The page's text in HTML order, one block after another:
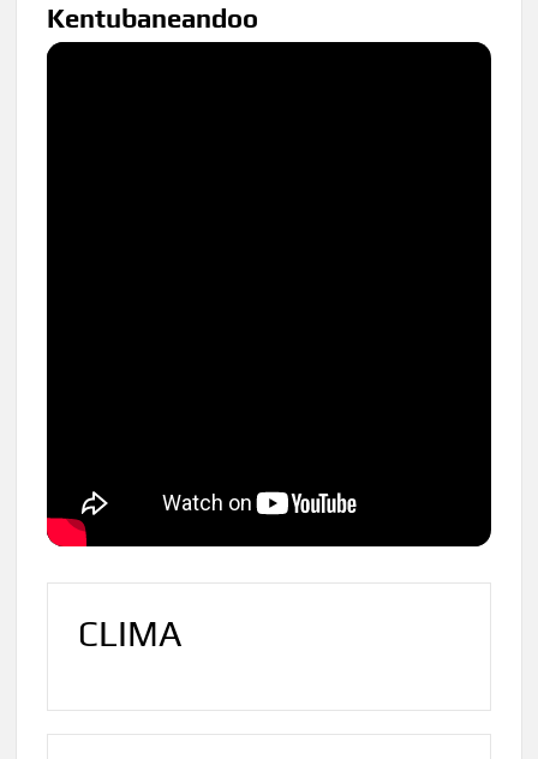
Kentubaneandoo
CLIMA